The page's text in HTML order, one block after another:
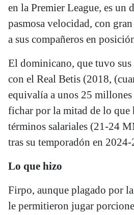
en la Premier League, es un
pasmosa velocidad, con
a sus compañeros en
El dominicano, que tuvo sus
con el Real Betis (2018,
equivalía a unos 25
fichar por la mitad de lo que
términos salariales (21-24
tras su temporadón en 2024-
Lo que hizo
Firpo, aunque plagado por
le permitieron jugar